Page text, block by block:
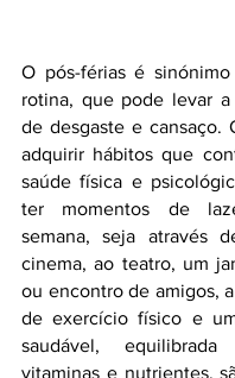
O pós-férias é
rotina, que pode levar a
de desgaste e cansaço.
adquirir hábitos que
saúde física e
ter momentos de
semana, seja através
cinema, ao teatro, um
ou encontro de amigos,
de exercício físico e
saudável,
vitaminas e nutrientes,